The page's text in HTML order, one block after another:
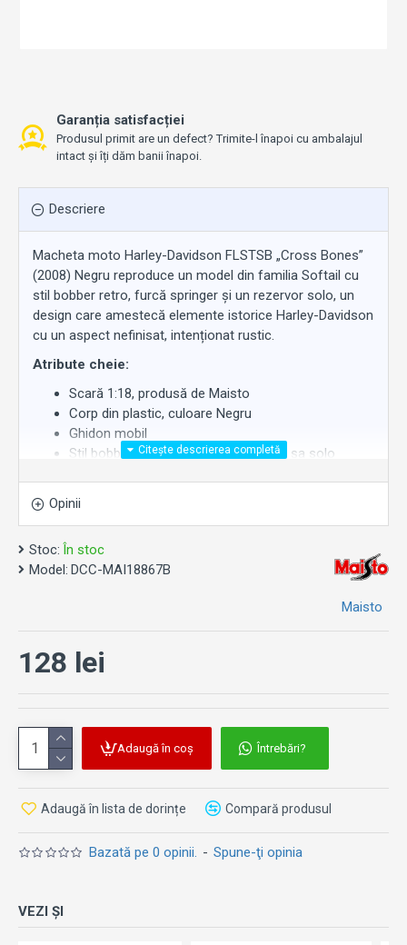
Garanția satisfacției
Produsul primit are un defect? Trimite-l înapoi cu ambalajul
intact și îți dăm banii înapoi.
Descriere
Macheta moto Harley-Davidson FLSTSB „Cross Bones”
(2008) Negru reproduce un model din familia Softail cu
stil bobber retro, furcă springer și un rezervor solo, un
design care amestecă elemente istorice Harley-Davidson
cu un aspect nefinisat, intenționat rustic.
Atribute cheie:
Scară 1:18, produsă de Maisto
Corp din plastic, culoare Negru
Ghidon mobil
Stil bobber retro, cu furcă springer și șa solo
Disponibilă laWork Motors.
Opinii
Stoc: În stoc
Model: DCC-MAI18867B
Maisto
Bazată pe 0 opinii. - Spune-ţi opinia
128 lei
Adaugă în coș Întrebări?
Adaugă în lista de dorințe Compară produsul
VEZI ȘI